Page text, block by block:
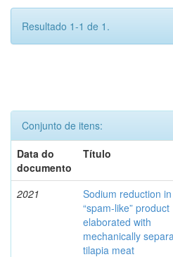
Resultado 1-1 de 1.
Conjunto de itens:
Data do
documento
Título
2021
Sodium reduction in
“spam-like” product
elaborated with
mechanically
tilapia meat